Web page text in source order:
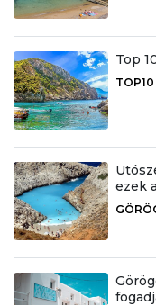
Top
TOP10
ezek